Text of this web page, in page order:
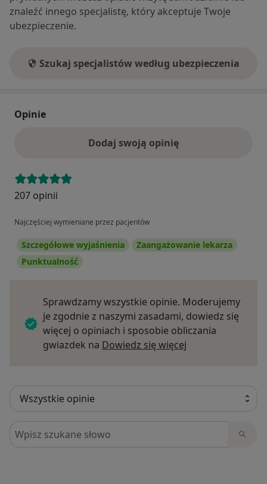
znaleźć innego specjalistę, który akceptuje Twoje
ubezpieczenie.
Szukaj specjalistów według ubezpieczenia
Opinie
Dodaj swoją opinię
207 opinii
Najczęściej wymieniane przez pacjentów
Szczegółowe wyjaśnienia
Zaangażowanie lekarza
Punktualność
Sprawdzamy wszystkie opinie. Moderujemy
je zgodnie z naszymi zasadami, dowiedz się
więcej o opiniach i sposobie obliczania
gwiazdek na Dowiedz się więcej
Szukaj w opiniach